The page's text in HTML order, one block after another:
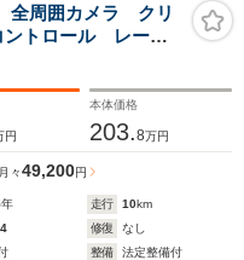
全周囲カメラ クリ
ントロール レーン
ートライト LED
ートキー アイド
円
本体価格
203.8万円
月々49,200円
年 走行 10km
修復
なし
整備
法定整備付